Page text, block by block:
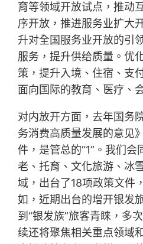
育等领域开放试点，推动
序开放，推进服务业扩大
升对全国服务业开放的引
服务，提升供给质量。优
策，提升入境、住宿、支
面向国际的教育、医疗、
对内放开方面，去年国务
务消费高质量发展的意见
件，是管总的“1”。我们
老、托育、文化旅游、冰
域，出台了18项政策文件
如，近期出台的增开银发
到“银发族”旅客青睐，多
续还将聚焦相关重点领域